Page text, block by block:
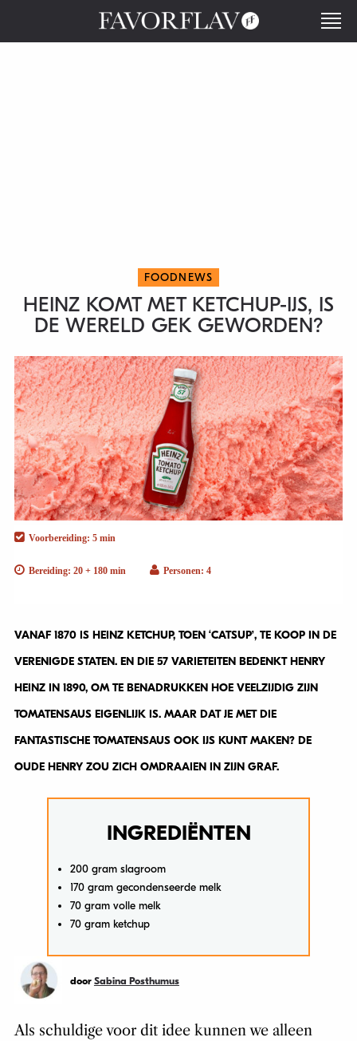
FOODNEWS
HEINZ KOMT MET KETCHUP-IJS, IS
DE WERELD GEK GEWORDEN?
Voorbereiding: 5 min
Bereiding: 20 + 180 min Personen: 4
VANAF 1870 IS HEINZ KETCHUP, TOEN ‘CATSUP’, TE KOOP IN DE
VERENIGDE STATEN. EN DIE 57 VARIETEITEN BEDENKT HENRY
HEINZ IN 1890, OM TE BENADRUKKEN HOE VEELZIJDIG ZIJN
TOMATENSAUS EIGENLIJK IS. MAAR DAT JE MET DIE
FANTASTISCHE TOMATENSAUS OOK IJS KUNT MAKEN? DE
OUDE HENRY ZOU ZICH OMDRAAIEN IN ZIJN GRAF.
INGREDIËNTEN
200 gram slagroom
170 gram gecondenseerde melk
70 gram volle melk
70 gram ketchup
door Sabina Posthumus
Als schuldige voor dit idee kunnen we alleen